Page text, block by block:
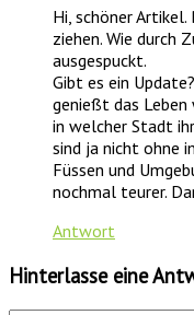
Hi, schöner
ziehen. Wie durch
ausgespuckt.
Gibt es ein
genießt das
in welcher Stadt
sind ja nicht ohne
Füssen und
nochmal teurer.
Antwort
Hinterlasse eine